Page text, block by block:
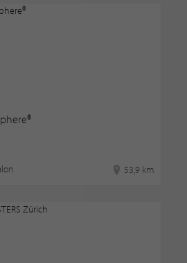
53,9 km